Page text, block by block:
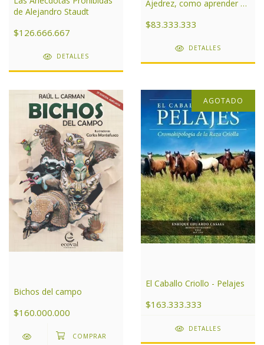
de Alejandro Staudt
$126.666.667
DETALLES
Ajedrez, como aprender de
$83.333.333
DETALLES
Bichos del campo
$160.000.000
AGOTADO
El Caballo Criollo - Pelajes
$163.333.333
DETALLES